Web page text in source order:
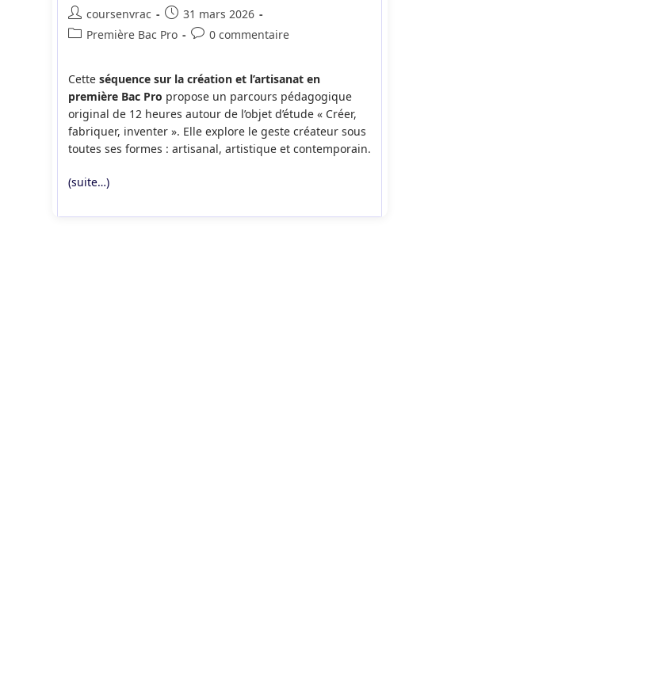
Auteur/autrice
de
coursenvrac
Publication
publiée :
31 mars 2026
PostPremière Bac Pro
Commentaires
publication :
0 commentaire
Cette séquence sur la création et l’artisanat en
première Bac Pro propose un parcours pédagogique
original de 12 heures autour de l’objet d’étude « Créer,
fabriquer, inventer ». Elle explore le geste créateur sous
toutes ses formes : artisanal, artistique et contemporain.
(suite…)